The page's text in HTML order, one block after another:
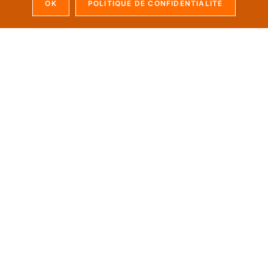
Belgique
Tél: +32 81 40 25 72
OK POLITIQUE DE CONFIDENTIALITÉ